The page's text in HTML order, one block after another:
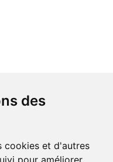
des
cookies et d'autres
pour améliorer